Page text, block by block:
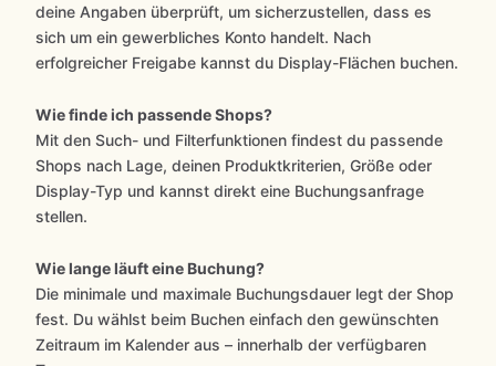
deine Angaben überprüft, um sicherzustellen, dass es
sich um ein gewerbliches Konto handelt. Nach
erfolgreicher Freigabe kannst du Display-Flächen buchen.
Wie finde ich passende Shops?
Mit den Such- und Filterfunktionen findest du passende
Shops nach Lage, deinen Produktkriterien, Größe oder
Display-Typ und kannst direkt eine Buchungsanfrage
stellen.
Wie lange läuft eine Buchung?
Die minimale und maximale Buchungsdauer legt der Shop
fest. Du wählst beim Buchen einfach den gewünschten
Zeitraum im Kalender aus – innerhalb der verfügbaren